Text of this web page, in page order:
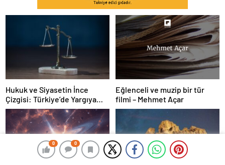
0 0
Hukuk ve Siyasetin İnce
Çizgisi: Türkiye’de Yargıya
Güven Neden Tartışılıyor? –
Prof.Dr. Ayşegül Akbay –
Akademik Akıl
Eğlenceli ve muzip bir tür
filmi – Mehmet Açar